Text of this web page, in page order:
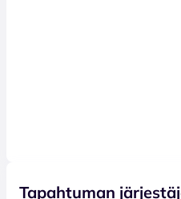
Tapahtuman